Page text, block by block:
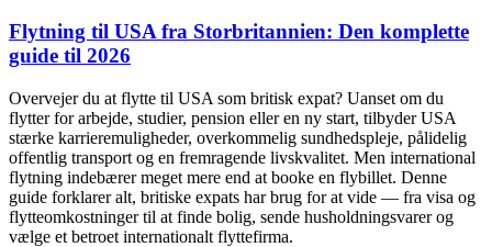
Flytning til USA fra Storbritannien: Den komplette
guide til 2026
Overvejer du at flytte til USA som britisk expat? Uanset om du
flytter for arbejde, studier, pension eller en ny start, tilbyder USA
stærke karrieremuligheder, overkommelig sundhedspleje, pålidelig
offentlig transport og en fremragende livskvalitet. Men international
flytning indebærer meget mere end at booke en flybillet. Denne
guide forklarer alt, britiske expats har brug for at vide — fra visa og
flytteomkostninger til at finde bolig, sende husholdningsvarer og
vælge et betroet internationalt flyttefirma.